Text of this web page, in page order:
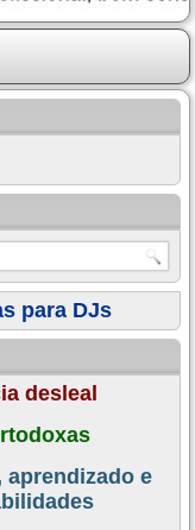
para DJs
desleal
e